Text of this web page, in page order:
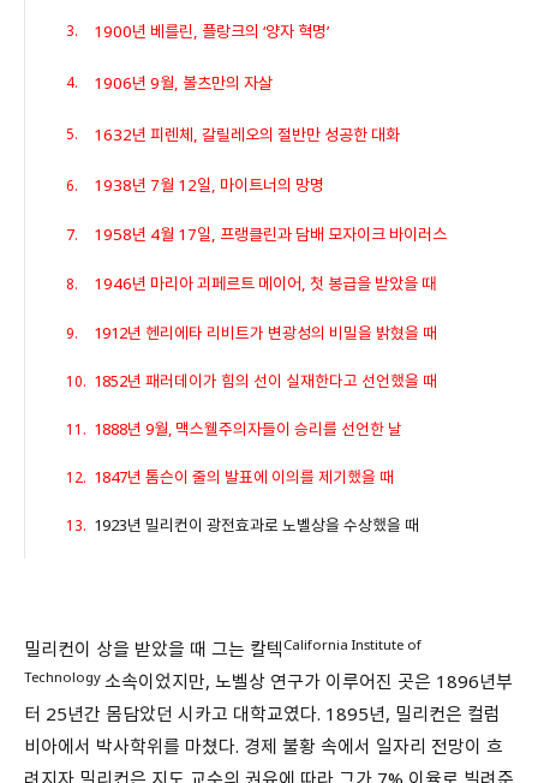
1900년 베를린, 플랑크의 ‘양자 혁명’
1906년 9월, 볼츠만의 자살
1632년 피렌체, 갈릴레오의 절반만 성공한 대화
1938년 7월 12일, 마이트너의 망명
1958년 4월 17일, 프랭클린과 담배 모자이크 바이러스
1946년 마리아 괴페르트 메이어, 첫 봉급을 받았을 때
1912년 헨리에타 리비트가 변광성의 비밀을 밝혔을 때
1852년 패러데이가 힘의 선이 실재한다고 선언했을 때
1888년 9월, 맥스웰주의자들이 승리를 선언한 날
1847년 톰슨이 줄의 발표에 이의를 제기했을 때
1923년 밀리컨이 광전효과로 노벨상을 수상했을 때
밀리컨이 상을 받았을 때 그는 칼텍 California Institute of
Technology 소속이었지만, 노벨상 연구가 이루어진 곳은 1896년부
터 25년간 몸담았던 시카고 대학교였다. 1895년, 밀리컨은 컬럼
비아에서 박사학위를 마쳤다. 경제 불황 속에서 일자리 전망이 흐